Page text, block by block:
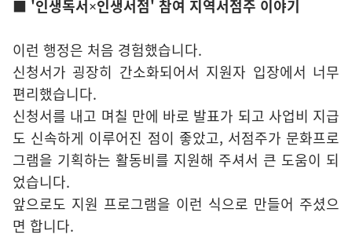
■ '인생독서×인생서점' 참여 지역서점주 이야기
이런 행정은 처음 경험했습니다.
신청서가 굉장히 간소화되어서 지원자 입장에서 너무
편리했습니다.
신청서를 내고 며칠 만에 바로 발표가 되고 사업비 지급
도 신속하게 이루어진 점이 좋았고, 서점주가 문화프로
그램을 기획하는 활동비를 지원해 주셔서 큰 도움이 되
었습니다.
앞으로도 지원 프로그램을 이런 식으로 만들어 주셨으
면 합니다.